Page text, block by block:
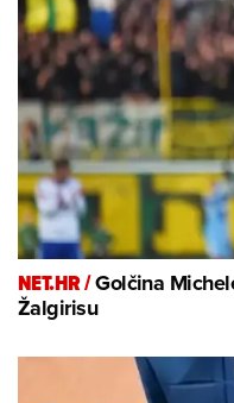
NET.HR /Golčina
Žalgirisu